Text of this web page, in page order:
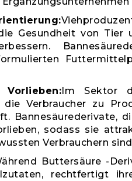
Gesundheit von Tier
Im Sektor
die Verbraucher zu
Bannesäurederivate,
sodass sie
Verbrauchern
Buttersäure -
rechtfertigt